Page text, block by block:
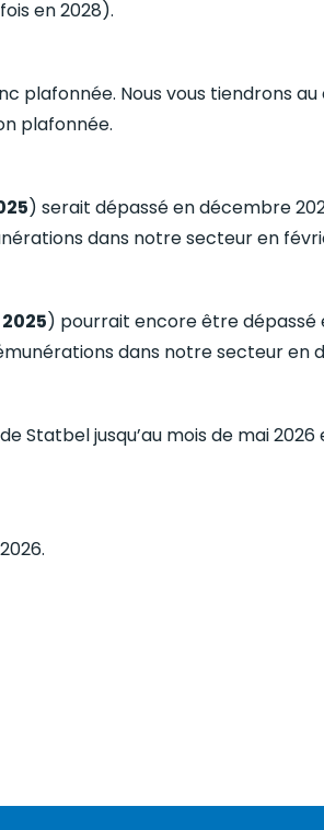
en 2028).
plafonnée. Nous vous tiendrons
plafonnée.
) serait dépassé en décembre
dans notre secteur en
2025) pourrait encore être dépassé
dans notre secteur en
Statbel jusqu’au mois de mai